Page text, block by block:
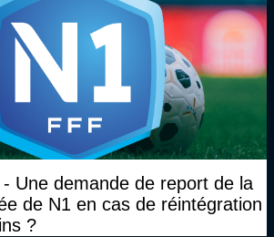
Une demande de report de la
de N1 en cas de réintégration
?